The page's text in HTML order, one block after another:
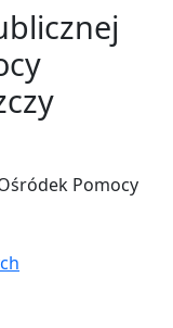
treści
menu
Pomocy